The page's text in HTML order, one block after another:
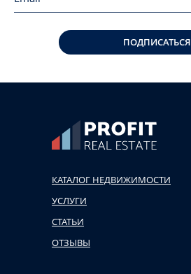
ПОДПИСАТЬСЯ
КАТАЛОГ НЕДВИЖИМОСТИ
УСЛУГИ
СТАТЬИ
ОТЗЫВЫ